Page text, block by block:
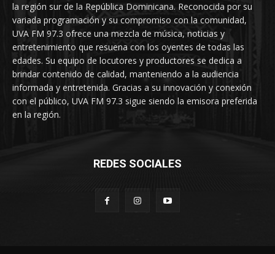
la región sur de la República Dominicana. Reconocida por su
variada programación y su compromiso con la comunidad,
UVA FM 97.3 ofrece una mezcla de música, noticias y
entretenimiento que resuena con los oyentes de todas las
edades. Su equipo de locutores y productores se dedica a
brindar contenido de calidad, manteniendo a la audiencia
informada y entretenida. Gracias a su innovación y conexión
con el público, UVA FM 97.3 sigue siendo la emisora preferida
en la región.
REDES SOCIALES